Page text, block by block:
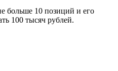
больше 10 позиций и его
100 тысяч рублей.